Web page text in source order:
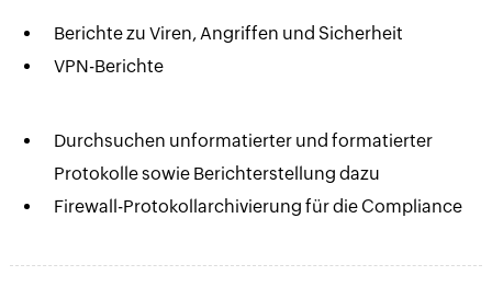
Berichte zu Viren, Angriffen und Sicherheit
VPN-Berichte
Durchsuchen unformatierter und formatierter
Protokolle sowie Berichterstellung dazu
Firewall-Protokollarchivierung für die Compliance